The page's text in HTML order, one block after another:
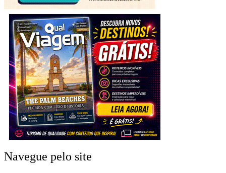
Navegue pelo site